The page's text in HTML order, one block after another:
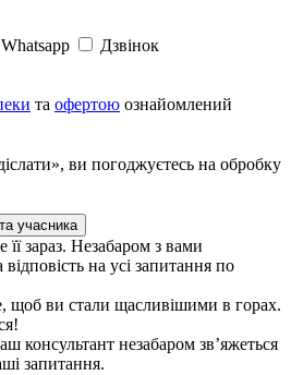
Whatsapp Дзвінок
та офертою ознайомлений
ви погоджуєтесь на обробку
учасника
зараз. Незабаром з вами
відповість на усі запитання по
ви стали щасливішими в горах.
консультант незабаром зв’яжеться
запитання.